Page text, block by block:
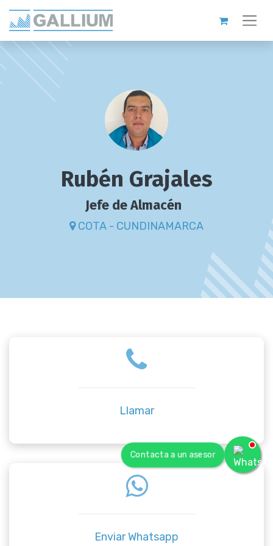
Rubén Grajales
Jefe de Almacén
COTA - CUNDINAMARCA
Llamar
Enviar Whatsapp
Contacta a un asesor